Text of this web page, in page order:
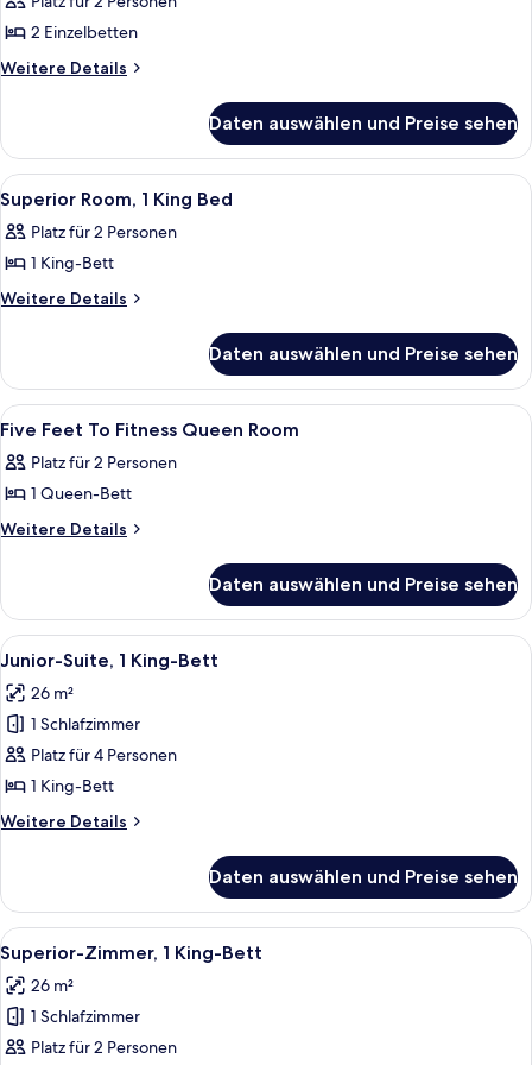
)
anzeigen
2 Einzelbetten
Weitere Details
Weitere
(Accessible
Daten auswählen und Preise sehen
Alle
Fotos
für
Superior
Room,
Bed
anzeigen
Ein Hotelzimmer mit Bett,
9
Superior Room, 1 King Bed
Platz für 2 Personen
1 King-Bett
Weitere Details
Weitere
Room,
King
Daten auswählen und Preise sehen
Alle
Fotos
für
Five
Feet
Queen
Room
anzeigen
Zimmersafe, Schreibtisch,
6
Five Feet To Fitness Queen Room
Platz für 2 Personen
1 Queen-Bett
Weitere Details
Weitere
Feet
To
Fitness
Room
Daten auswählen und Preise sehen
Alle
Fotos
für
Junior-
Suite,
1 King-
Bett
anzeigen
Ein Hotelzimmer mit Bett,
5
Junior-Suite, 1 King-Bett
26 m²
1 Schlafzimmer
Platz für 4 Personen
1 King-Bett
Weitere Details
Weitere
Suite,
1 King-
Bett
Daten auswählen und Preise sehen
Alle
Fotos
für
Superior-
Zimmer,
Ein Hotelzimmer mit einem Bett,
9
Superior-Zimmer, 1 King-Bett
26 m²
1 Schlafzimmer
Platz für 2 Personen